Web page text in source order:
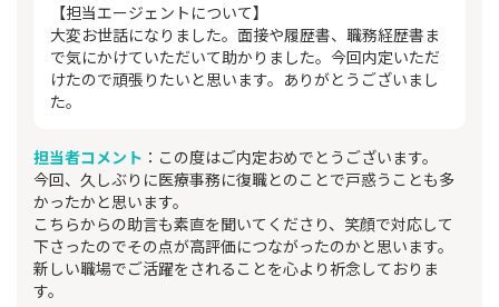
【担当エージェントについて】
大変お世話になりました。面接や履歴書、職務経歴書ま
で気にかけていただいて助かりました。今回内定いただ
けたので頑張りたいと思います。ありがとうございまし
た。
担当者コメント ：この度はご内定おめでとうございます。
今回、久しぶりに医療事務に復職とのことで戸惑うことも多
かったかと思います。
こちらからの助言も素直を聞いてくださり、笑顔で対応して
下さったのでその点が高評価につながったのかと思います。
新しい職場でご活躍をされることを心より祈念しておりま
す。